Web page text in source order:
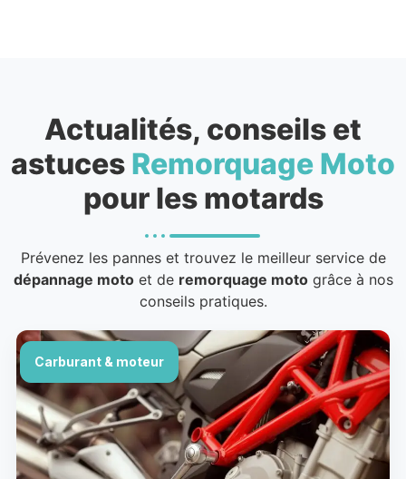
Actualités, conseils et
astuces Remorquage Moto
pour les motards
Prévenez les pannes et trouvez le meilleur service de
dépannage motoet de remorquage motogrâce à nos
conseils pratiques.
Carburant & moteur